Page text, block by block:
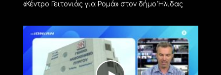
«Κέντρο Γειτονιάς για Ρομά» στον δήμο Ήλιδας